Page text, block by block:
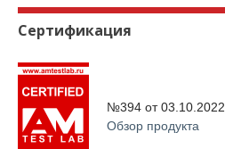
Сертификация
№394 от03.10.2022
Обзор продукта